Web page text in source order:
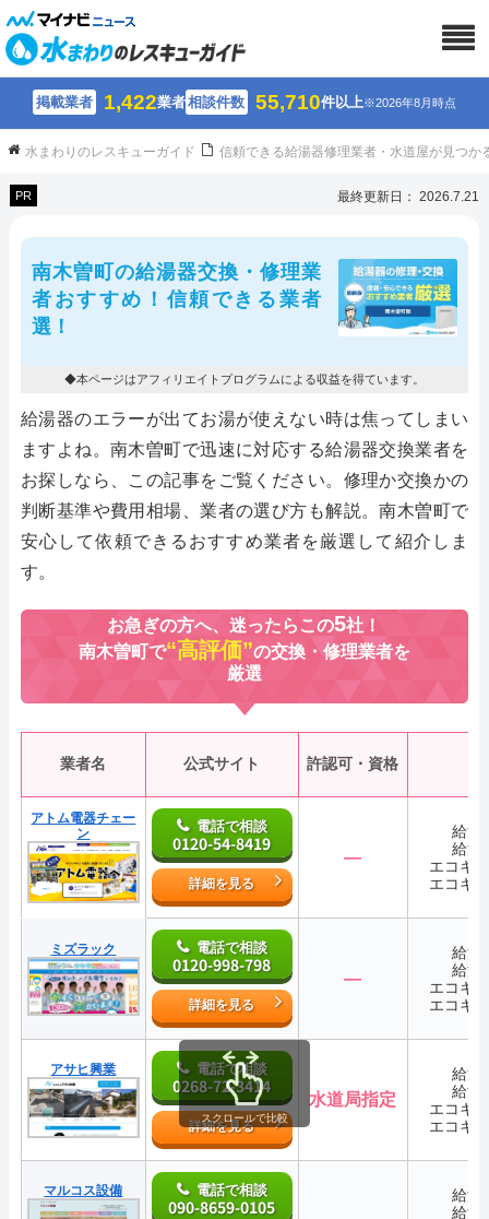
掲載業者 1,422業者相談件数 55,710件以上※2026年8月時点
水まわりのレスキューガイド 信頼できる給湯器修理業者・水道屋が見つか
PR 最終更新日： 2026.7.21
南木曽町の給湯器交換・修理業
者おすすめ！信頼できる業者
選！
◆本ページはアフィリエイトプログラムによる収益を得ています。
給湯器のエラーが出てお湯が使えない時は焦ってしまい
ますよね。南木曽町で迅速に対応する給湯器交換業者を
お探しなら、この記事をご覧ください。修理か交換かの
判断基準や費用相場、業者の選び方も解説。南木曽町で
安心して依頼できるおすすめ業者を厳選して紹介しま
す。
お急ぎの方へ、迷ったらこの5社！
南木曽町で“高評価”の交換・修理業者を
厳選
業者名 公式サイト 許認可・資格
アトム電器チェー
ン
電話で相談
0120-54-8419
詳細を見る
―
給湯
給湯
エコキ
エコキ
ミズラック 電話で相談
0120-998-798
詳細を見る
―
給湯
給湯
エコキ
エコキ
アサヒ興業 電話で相談
0268-72-3414
詳細を見る
水道局指定
給湯
給湯
エコキ
エコキ
マルコス設備 電話で相談
090-8659-0105
給湯
給湯
スクロールで比較